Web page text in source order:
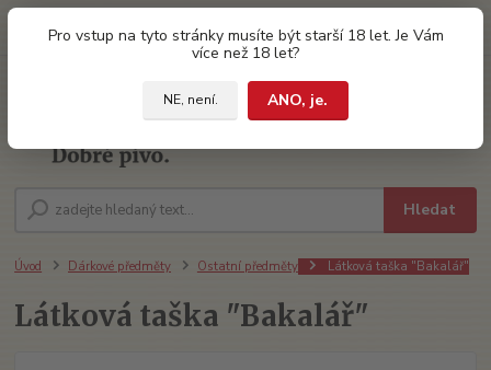
Pro vstup na tyto stránky musíte být starší 18 let. Je Vám
více než 18 let?
NE, není.
ANO, je.
Hledat
za0 Kč
Úvod Dárkové předměty Ostatní předměty Látková taška "Bakalář"
Látková taška "Bakalář"